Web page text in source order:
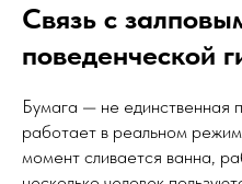
Связь с
поведенческой
Бумага — не единственная
работает в реальном
момент сливается ванна,